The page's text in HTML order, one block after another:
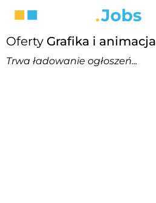
Oferty Grafika i animacja
Trwa ładowanie ogłoszeń...